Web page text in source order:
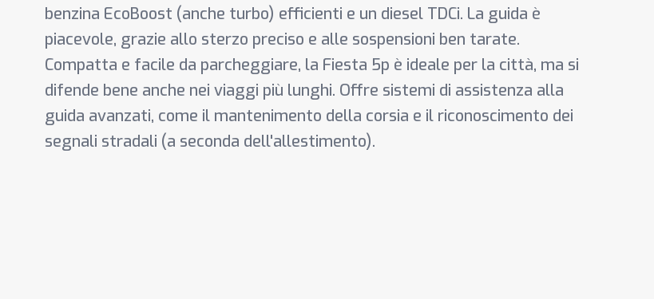
benzina EcoBoost (anche turbo) efficienti e un diesel TDCi. La guida è
piacevole, grazie allo sterzo preciso e alle sospensioni ben tarate.
Compatta e facile da parcheggiare, la Fiesta 5p è ideale per la città, ma si
difende bene anche nei viaggi più lunghi. Offre sistemi di assistenza alla
guida avanzati, come il mantenimento della corsia e il riconoscimento dei
segnali stradali (a seconda dell'allestimento).